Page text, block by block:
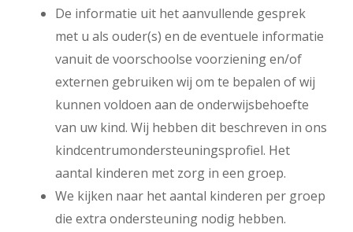
De informatie uit het aanvullende gesprek
met u als ouder(s) en de eventuele informatie
vanuit de voorschoolse voorziening en/of
externen gebruiken wij om te bepalen of wij
kunnen voldoen aan de onderwijsbehoefte
van uw kind. Wij hebben dit beschreven in ons
kindcentrumondersteuningsprofiel. Het
aantal kinderen met zorg in een groep.
We kijken naar het aantal kinderen per groep
die extra ondersteuning nodig hebben.